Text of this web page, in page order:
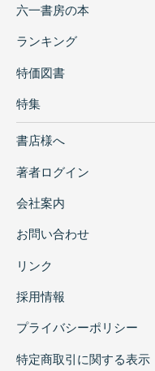
六一書房の本
ランキング
特価図書
特集
書店様へ
著者ログイン
会社案内
お問い合わせ
リンク
採用情報
プライバシーポリシー
特定商取引に関する表示